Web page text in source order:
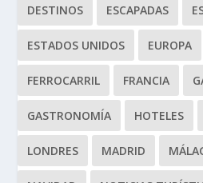
DESTINOS ESCAPADAS
ESTADOS UNIDOS EUROPA
FERROCARRIL FRANCIA
GASTRONOMÍA HOTELES
LONDRES MADRID